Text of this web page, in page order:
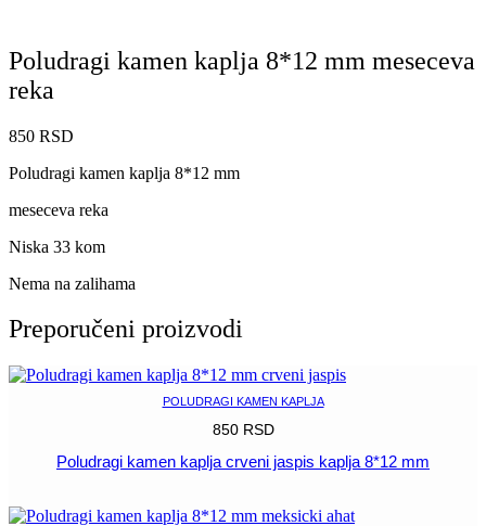
Poludragi kamen kaplja 8*12 mm meseceva
reka
850 RSD
Poludragi kamen kaplja 8*12 mm
meseceva reka
Niska 33 kom
Nema na zalihama
Preporučeni proizvodi
POLUDRAGI KAMEN KAPLJA
850 RSD
Poludragi kamen kaplja crveni jaspis kaplja 8*12 mm